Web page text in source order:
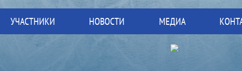
УЧАСТНИКИ НОВОСТИ МЕДИА